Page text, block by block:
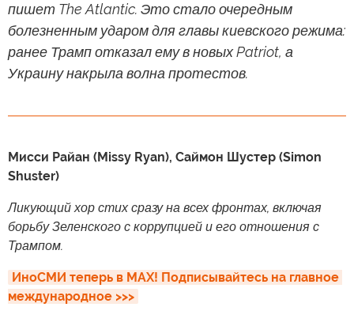
пишет The Atlantic. Это стало очередным
болезненным ударом для главы киевского режима:
ранее Трамп отказал ему в новых Patriot, а
Украину накрыла волна протестов.
Мисси Райан (Missy Ryan), Саймон Шустер (Simon
Shuster)
Ликующий хор стих сразу на всех фронтах, включая
борьбу Зеленского с коррупцией и его отношения с
Трампом.
ИноСМИ теперь в MAX! Подписывайтесь на главное
международное >>>